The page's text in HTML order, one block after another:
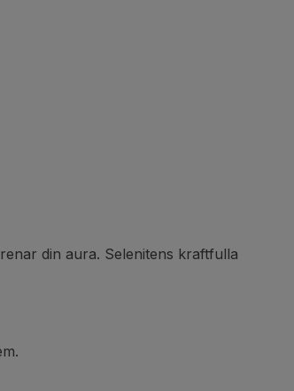
din aura. Selenitens kraftfulla